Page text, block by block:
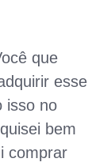
que
esse
isso no
bem
comprar